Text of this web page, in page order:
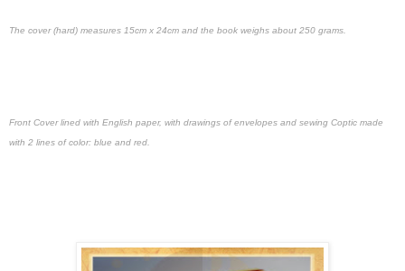
The cover (hard) measures 15cm x 24cm and the book weighs about 250 grams.
Front Cover lined with English paper, with drawings of envelopes and sewing Coptic made
with 2 lines of color: blue and red.